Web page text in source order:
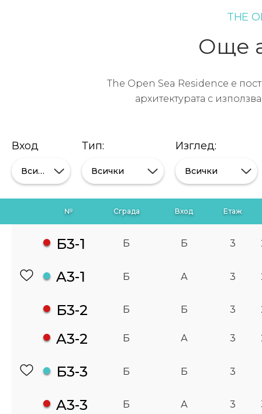
THE
Още
The Open Sea Residence е
архитектурата с
Вход
Всички
Тип:
Всички
Изглед:
Всички
№ Сграда Вход Етаж
Б3-1 Б Б 3
A3-1 Б А 3
Б3-2 Б Б 3
A3-2 Б А 3
Б3-3 Б Б 3
A3-3 Б А 3